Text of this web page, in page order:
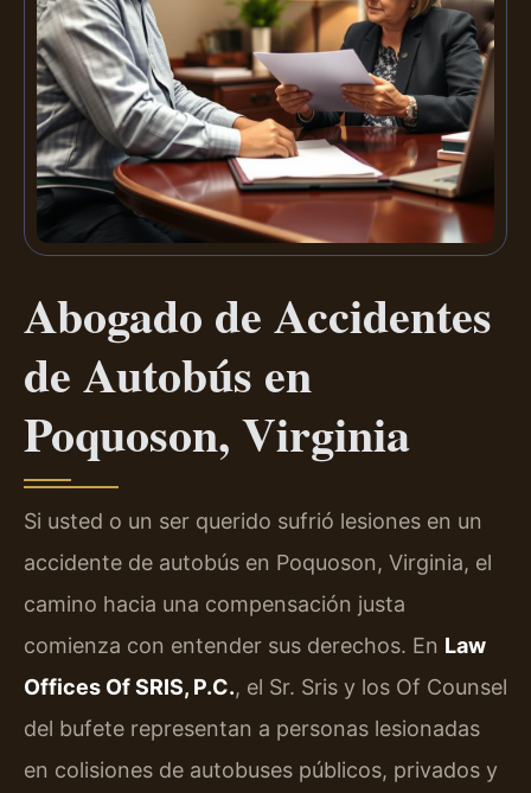
Abogado de Accidentes
de Autobús en
Poquoson, Virginia
Si usted o un ser querido sufrió lesiones en un
accidente de autobús en Poquoson, Virginia, el
camino hacia una compensación justa
comienza con entender sus derechos. En Law
Offices Of SRIS, P.C., el Sr. Sris y los Of Counsel
del bufete representan a personas lesionadas
en colisiones de autobuses públicos, privados y